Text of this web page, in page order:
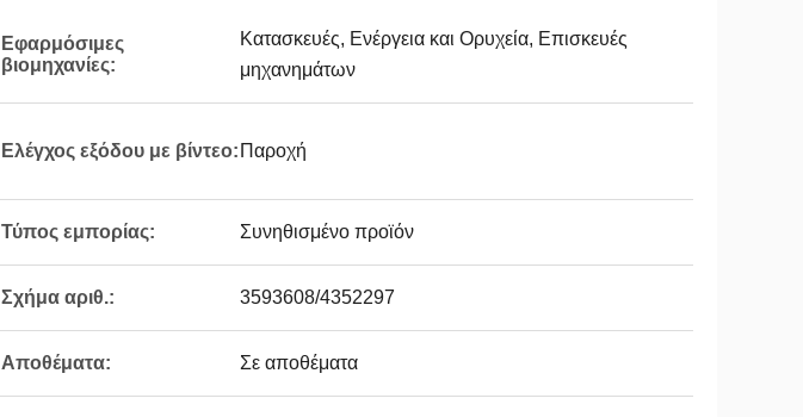
Εφαρμόσιμες
βιομηχανίες:
Κατασκευές, Ενέργεια και Ορυχεία, Επισκευές
μηχανημάτων
Ελέγχος εξόδου με βίντεο: Παροχή
Τύπος εμπορίας: Συνηθισμένο προϊόν
Σχήμα αριθ.: 3593608/4352297
Αποθέματα: Σε αποθέματα